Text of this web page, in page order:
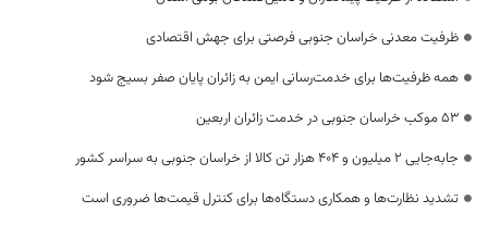
ظرفیت معدنی خراسان جنوبی فرصتی برای جهش اقتصادی
همه ظرفیت‌ها برای خدمت‌رسانی ایمن به زائران پایان صفر بسیج شود
53 موکب خراسان جنوبی در خدمت زائران اربعین
جابه‌جایی 2 میلیون و 404 هزار تن کالا از خراسان جنوبی به سراسر کشور
تشدید نظارت‌ها و همکاری دستگاه‌ها برای کنترل قیمت‌ها ضروری است